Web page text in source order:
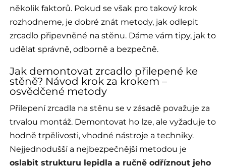
několik faktorů. Pokud se však pro takový krok
rozhodneme, je dobré znát metody, jak odlepit
zrcadlo připevněné na stěnu. Dáme vám tipy, jak to
udělat správně, odborně a bezpečně.
Jak demontovat zrcadlo přilepené ke
stěně? Návod krok za krokem –
osvědčené metody
Přilepení zrcadla na stěnu se v zásadě považuje za
trvalou montáž. Demontovat ho lze, ale vyžaduje to
hodně trpělivosti, vhodné nástroje a techniky.
Nejjednodušší a nejbezpečnější metodou je
oslabit strukturu lepidla a ručně odříznout jeho